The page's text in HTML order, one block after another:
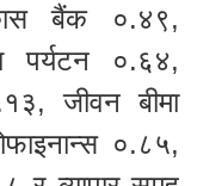
बैंक ०.४९,
पर्यटन ०.६४,
जीवन बीमा
०.८५,